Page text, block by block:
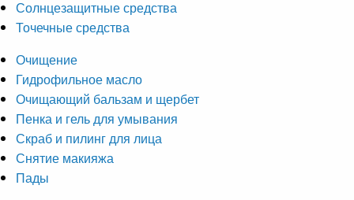
Солнцезащитные средства
Точечные средства
Очищение
Гидрофильное масло
Очищающий бальзам и щербет
Пенка и гель для умывания
Скраб и пилинг для лица
Снятие макияжа
Пады